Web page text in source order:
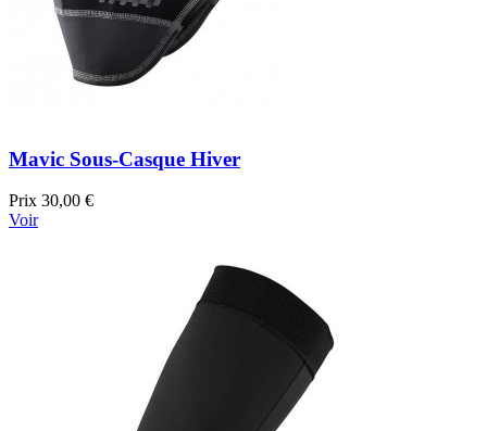
Mavic Sous-Casque Hiver
Prix 30,00 €
Voir